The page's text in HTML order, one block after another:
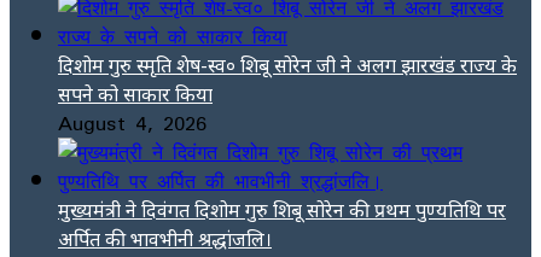
दिशोम गुरु स्मृति शेष-स्व० शिबू सोरेन जी ने अलग झारखंड राज्य के
सपने को साकार किया
August 4, 2026
मुख्यमंत्री ने दिवंगत दिशोम गुरु शिबू सोरेन की प्रथम पुण्यतिथि पर
अर्पित की भावभीनी श्रद्धांजलि।